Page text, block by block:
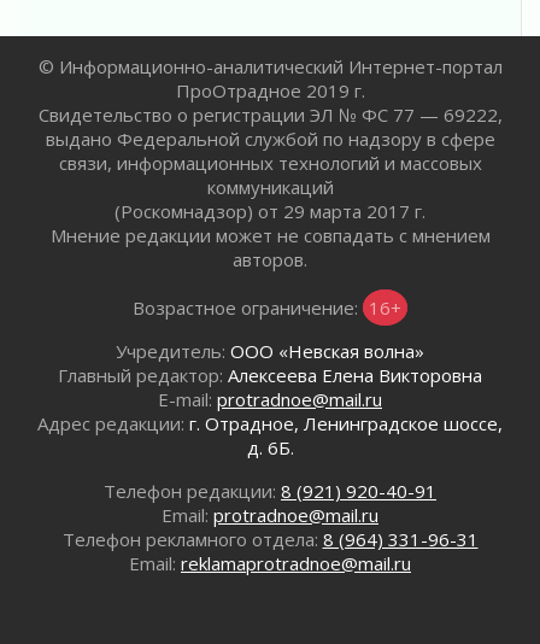
Путешествие к западным рубежам
30 июля 2026
Лаголовская общеобразовательная школа
откроется к концу сентября
Ленобласть наводит порядок на дорогах и в
перевозках
Комфортное лето: в Ленобласти 30 июля
30 июля 2026
Ладожский мост на трассе «Кола» полностью
закроют для движения в ночь на 31 июля
30 июля 2026
представят Ленинградскую область на
всероссийском финале в Москве
30 июля 2026
«Кубок Защитников Отечества» для
© Информационно-аналитический Интернет-портал
ПроОтрадное 2019 г.
Свидетельство о регистрации ЭЛ № ФС 77 — 69222,
выдано Федеральной службой по надзору в сфере
связи, информационных технологий и массовых
коммуникаций
(Роскомнадзор) от 29 марта 2017 г.
Мнение редакции может не совпадать с мнением
авторов.
Возрастное ограничение: 16+
Учредитель: ООО «Невская волна»
Главный редактор: Алексеева Елена Викторовна
E-mail: protradnoe@mail.ru
Адрес редакции: г. Отрадное, Ленинградское шоссе,
д. 6Б.
Телефон редакции: 8 (921) 920-40-91
Email: protradnoe@mail.ru
Телефон рекламного отдела: 8 (964) 331-96-31
Email: reklamaprotradnoe@mail.ru